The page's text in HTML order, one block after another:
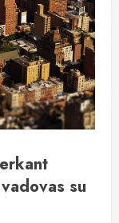
su